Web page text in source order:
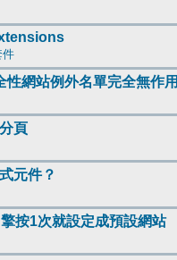
件
性網站例外名單完全無作用
頁
元件？
按1次就設定成預設網站